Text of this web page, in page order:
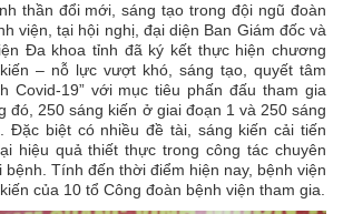
thần đổi mới, sáng tạo trong đội ngũ đoàn
viện, tại hội nghị, đại diện Ban Giám đốc và
Đa khoa tỉnh đã ký kết thực hiện chương
– nỗ lực vượt khó, sáng tạo, quyết tâm
Covid-19” với mục tiêu phấn đấu tham gia
đó, 250 sáng kiến ở giai đoạn 1 và 250 sáng
Đặc biệt có nhiều đề tài, sáng kiến cải tiến
hiệu quả thiết thực trong công tác chuyên
Tính đến thời điểm hiện nay, bệnh viện
của 10 tổ Công đoàn bệnh viện tham gia.